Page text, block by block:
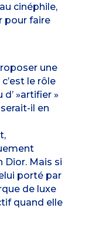
cinéphile,
pour faire
une
le rôle
»artifier »
il en
Dior. Mais si
porté par
de luxe
quand elle